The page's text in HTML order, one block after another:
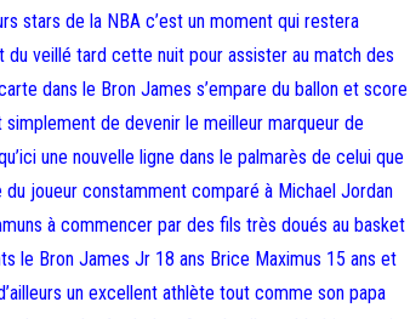
stars de la NBA c’est un moment qui restera
veillé tard cette nuit pour assister au match des
dans le Bron James s’empare du ballon et score
de devenir le meilleur marqueur de
une nouvelle ligne dans le palmarès de celui que
joueur constamment comparé à Michael Jordan
à commencer par des fils très doués au basket
le Bron James Jr 18 ans Brice Maximus 15 ans et
un excellent athlète tout comme son papa